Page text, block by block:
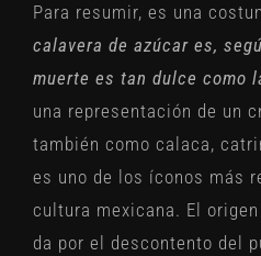
Para resumir, es una
calavera de azúcar es,
muerte es tan dulce como
una representación de un
también como calaca,
es uno de los íconos más
cultura mexicana. El
da por el descontento del